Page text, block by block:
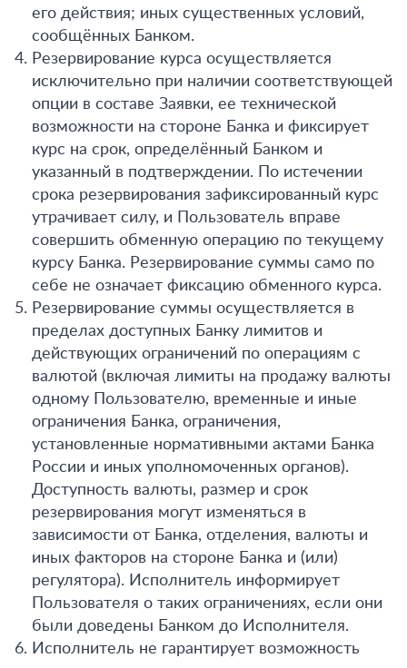
его действия; иных существенных условий,
сообщённых Банком.
Резервирование курса осуществляется
исключительно при наличии соответствующей
опции в составе Заявки, ее технической
возможности на стороне Банка и фиксирует
курс на срок, определённый Банком и
указанный в подтверждении. По истечении
срока резервирования зафиксированный курс
утрачивает силу, и Пользователь вправе
совершить обменную операцию по текущему
курсу Банка. Резервирование суммы само по
себе не означает фиксацию обменного курса.
Резервирование суммы осуществляется в
пределах доступных Банку лимитов и
действующих ограничений по операциям с
валютой (включая лимиты на продажу валюты
одному Пользователю, временные и иные
ограничения Банка, ограничения,
установленные нормативными актами Банка
России и иных уполномоченных органов).
Доступность валюты, размер и срок
резервирования могут изменяться в
зависимости от Банка, отделения, валюты и
иных факторов на стороне Банка и (или)
регулятора). Исполнитель информирует
Пользователя о таких ограничениях, если они
были доведены Банком до Исполнителя.
Исполнитель не гарантирует возможность